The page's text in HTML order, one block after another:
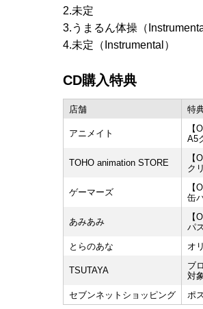
2.未定
3.うまるん体操（
4.未定（Instrumental）
CD購入特典
店舗 特
アニメイト
【
A5
TOHO animation STORE
【
ク
ゲーマーズ
【
缶
あみあみ
【
パ
とらのあな
オ
TSUTAYA
ブ
対
セブンネットショッピング
ポ